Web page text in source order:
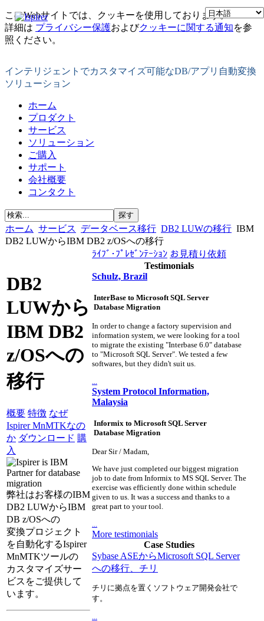
このWebサイトでは、クッキーを使用しております。
詳細は プライバシー保護およびクッキーに関する通知を参
照ください。
インテリジェントでカスタマイズ可能なDB/アプリ自動変換
ソリューション
ホーム
プロダクト
サービス
ソリューション
ご購入
サポート
会社概要
コンタクト
ホーム サービス データベース移行 DB2 LUWの移行 IBM
DB2 LUWからIBM DB2 z/OSへの移行
DB2
LUWから
IBM DB2
z/OSへの
移行
概要 特徴 なぜ
Ispirer MnMTKなの
か ダウンロード 購
入
弊社はお客様のIBM
DB2 LUWからIBM
DB z/OSへの
変換プロジェクト
を自動化するIspirer
MnMTKツールの
カスタマイズサー
ビスをご提供して
います。
ﾗｲﾌﾞ･ﾌﾟﾚｾﾞﾝﾃｰｼｮﾝ お見積り依頼
Testimonials
Schulz, Brazil
InterBase to Microsoft SQL Server
Database Migration
In order to change a factory supervision and
information system, we were looking for a tool
to migrate the existing "Interbase 6.0" database
to "Microsoft SQL Server". We tested a few
softwares, but they didn't suit us.
System Protocol Information,
Malaysia
Informix to Microsoft SQL Server
Database Migration
Dear Sir / Madam,
We have just completed our biggest migration
job to date from Informix to MS SQL Server. The
exercise was efficiently done within schedule
given to us. It was a success and thanks to a
great part to your tool.
More testimonials
Case Studies
Sybase ASEからMicrosoft SQL Server
への移行、チリ
チリに拠点を置くソフトウェア開発会社で
す。